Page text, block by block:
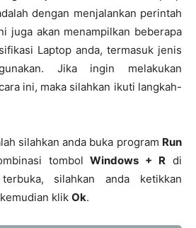
dengan menjalankan perintah
juga akan menampilkan beberapa
Laptop anda, termasuk jenis
Jika ingin melakukan
ini, maka silahkan ikuti langkah-
silahkan anda buka program Run
tombolWindows + R di
silahkan anda ketikkan
kemudian klik Ok.